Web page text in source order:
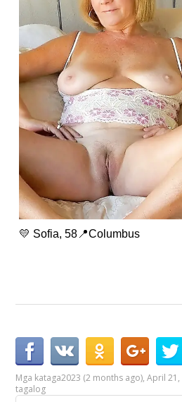
💛 Sofia, 58📍Columbus
Mga kataga2023 (2 months ago),April 21 ,
tagalog